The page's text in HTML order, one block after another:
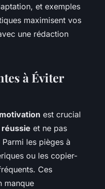
et exemples
maximisent vos
une rédaction
à Éviter
est crucial
et ne pas
les pièges à
ou les copier-
Ces
manque